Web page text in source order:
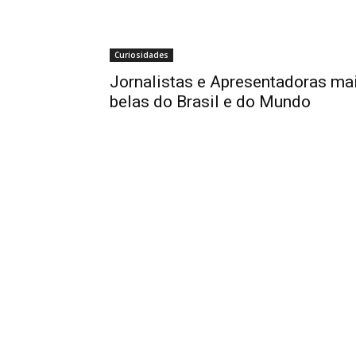
Curiosidades
Jornalistas e Apresentadoras
belas do Brasil e do Mundo